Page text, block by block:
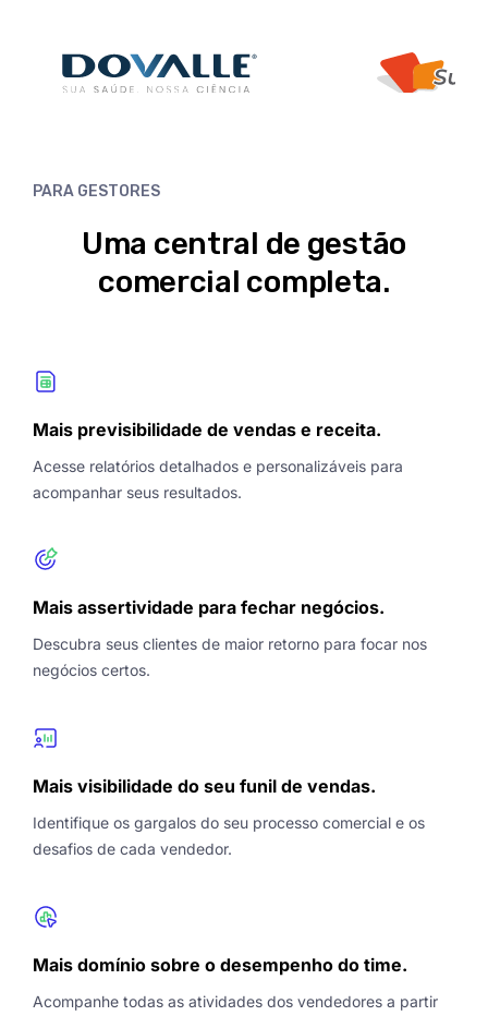
PARA GESTORES
Uma central de gestão
comercial completa.
Mais previsibilidade de vendas e receita.
Acesse relatórios detalhados e personalizáveis para
acompanhar seus resultados.
Mais assertividade para fechar negócios.
Descubra seus clientes de maior retorno para focar nos
negócios certos.
Mais visibilidade do seu funil de vendas.
Identifique os gargalos do seu processo comercial e os
desafios de cada vendedor.
Mais domínio sobre o desempenho do time.
Acompanhe todas as atividades dos vendedores a partir